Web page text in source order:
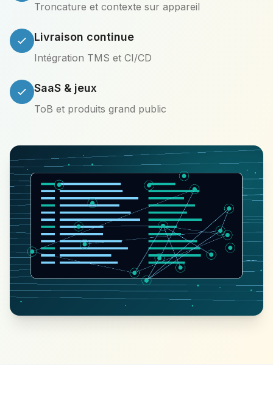
Troncature et contexte sur appareil
Livraison continue
Intégration TMS et CI/CD
SaaS & jeux
ToB et produits grand public